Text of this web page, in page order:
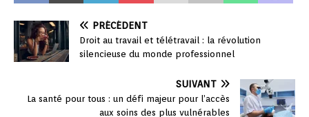
PRÉCÉDENT
Droit au travail et télétravail : la révolution
silencieuse du monde professionnel
SUIVANT
La santé pour tous : un défi majeur pour l’accès
aux soins des plus vulnérables